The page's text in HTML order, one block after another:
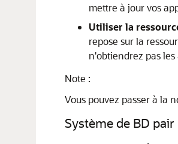
mettre à jour vos
Utiliser la
repose sur la
n'obtiendrez pas
Note :
Vous pouvez passer à la
Système de BD pair